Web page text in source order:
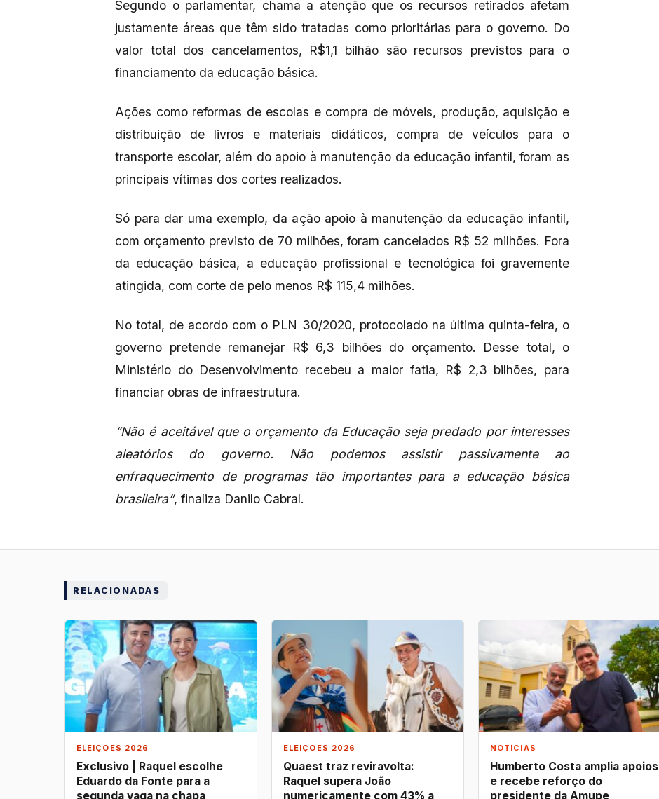
Segundo o parlamentar, chama a atenção que os recursos retirados afetam
justamente áreas que têm sido tratadas como prioritárias para o governo. Do
valor total dos cancelamentos, R$1,1 bilhão são recursos previstos para o
financiamento da educação básica.
Ações como reformas de escolas e compra de móveis, produção, aquisição e
distribuição de livros e materiais didáticos, compra de veículos para o
transporte escolar, além do apoio à manutenção da educação infantil, foram as
principais vítimas dos cortes realizados.
Só para dar uma exemplo, da ação apoio à manutenção da educação infantil,
com orçamento previsto de 70 milhões, foram cancelados R$ 52 milhões. Fora
da educação básica, a educação profissional e tecnológica foi gravemente
atingida, com corte de pelo menos R$ 115,4 milhões.
No total, de acordo com o PLN 30/2020, protocolado na última quinta-feira, o
governo pretende remanejar R$ 6,3 bilhões do orçamento. Desse total, o
Ministério do Desenvolvimento recebeu a maior fatia, R$ 2,3 bilhões, para
financiar obras de infraestrutura.
“Não é aceitável que o orçamento da Educação seja predado por interesses
aleatórios do governo. Não podemos assistir passivamente ao
enfraquecimento de programas tão importantes para a educação básica
brasileira”, finaliza Danilo Cabral.
RELACIONADAS
ELEIÇÕES 2026
Exclusivo | Raquel escolhe
Eduardo da Fonte para a
segunda vaga na chapa
ELEIÇÕES 2026
Quaest traz reviravolta:
Raquel supera João
numericamente com 43% a
NOTÍCIAS
Humberto Costa amplia apoios
e recebe reforço do
presidente da Amupe